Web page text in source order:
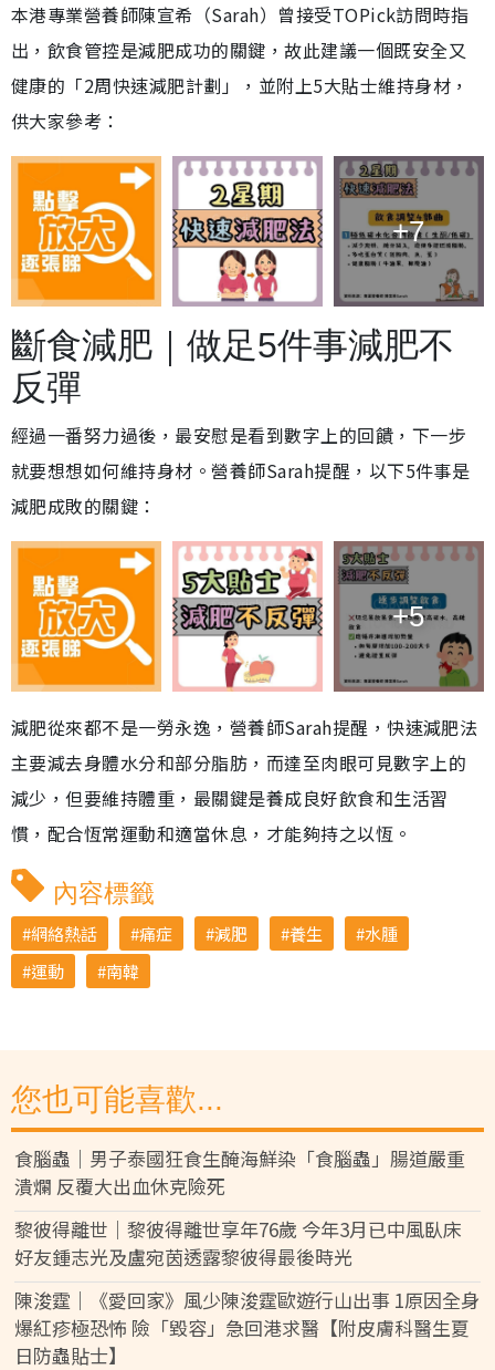
本港專業營養師陳宣希（Sarah）曾接受TOPick訪問時指
出，飲食管控是減肥成功的關鍵，故此建議一個既安全又
健康的「2周快速減肥計劃」，並附上5大貼士維持身材，
供大家參考：
+7
斷食減肥｜做足5件事減肥不
反彈
經過一番努力過後，最安慰是看到數字上的回饋，下一步
就要想想如何維持身材。營養師Sarah提醒，以下5件事是
減肥成敗的關鍵：
+5
減肥從來都不是一勞永逸，營養師Sarah提醒，快速減肥法
主要減去身體水分和部分脂肪，而達至肉眼可見數字上的
減少，但要維持體重，最關鍵是養成良好飲食和生活習
慣，配合恆常運動和適當休息，才能夠持之以恆。
內容標籤
網絡熱話 痛症 減肥 養生
水腫
運動
南韓
您也可能喜歡...
食腦蟲｜男子泰國狂食生醃海鮮染「食腦蟲」腸道嚴重
潰爛 反覆大出血休克險死
黎彼得離世｜黎彼得離世享年76歲 今年3月已中風臥床
好友鍾志光及盧宛茵透露黎彼得最後時光
陳浚霆｜《愛回家》風少陳浚霆歐遊行山出事 1原因全身
爆紅疹極恐怖 險「毀容」急回港求醫【附皮膚科醫生夏
日防蟲貼士】